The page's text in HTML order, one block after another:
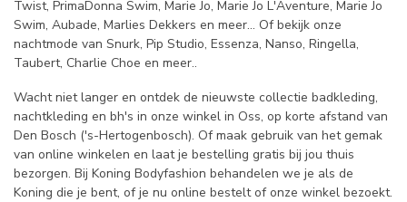
Twist, PrimaDonna Swim, Marie Jo, Marie Jo L'Aventure, Marie Jo
Swim, Aubade, Marlies Dekkers en meer... Of bekijk onze
nachtmode van Snurk, Pip Studio, Essenza, Nanso, Ringella,
Taubert, Charlie Choe en meer..
Wacht niet langer en ontdek de nieuwste collectie badkleding,
nachtkleding en bh's in onze winkel in Oss, op korte afstand van
Den Bosch ('s-Hertogenbosch). Of maak gebruik van het gemak
van online winkelen en laat je bestelling gratis bij jou thuis
bezorgen. Bij Koning Bodyfashion behandelen we je als de
Koning die je bent, of je nu online bestelt of onze winkel bezoekt.